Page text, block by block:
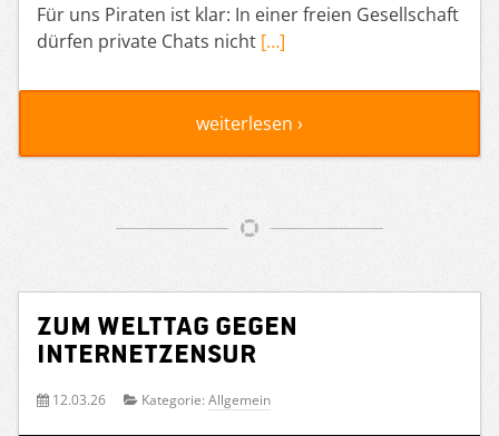
Für uns Piraten ist klar: In einer freien Gesellschaft
dürfen private Chats nicht […]
weiterlesen ›
Zum Welttag gegen
Internetzensur
12.03.26 Kategorie: Allgemein